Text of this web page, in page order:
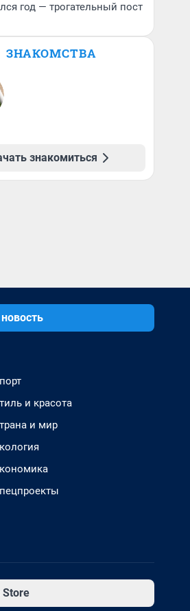
год — трогательный пост
ЗНАКОМСТВА
знакомиться
и красота
и мир
Store